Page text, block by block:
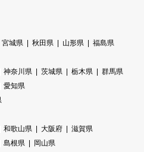
宮城県 秋田県 山形県
福島県
神奈川県 茨城県 栃木県
群馬県
愛知県
和歌山県 大阪府
滋賀県
島根県
岡山県